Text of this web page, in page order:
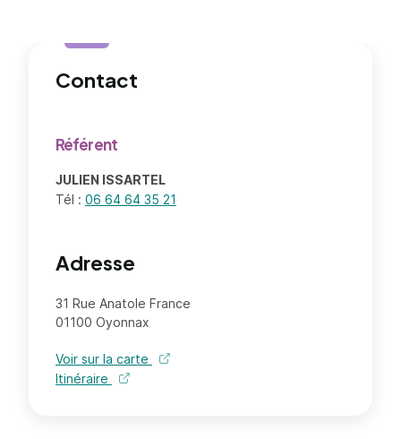
Contact
Référent
JULIEN ISSARTEL
Tél : 06 64 64 35 21
Adresse
31 Rue Anatole France
01100 Oyonnax
Voir sur la carte
Itinéraire